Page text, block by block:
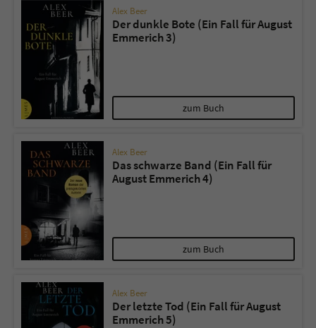
Alex Beer
Der dunkle Bote (Ein Fall für August
Emmerich 3)
zum Buch
Alex Beer
Das schwarze Band (Ein Fall für
August Emmerich 4)
zum Buch
Alex Beer
Der letzte Tod (Ein Fall für August
Emmerich 5)